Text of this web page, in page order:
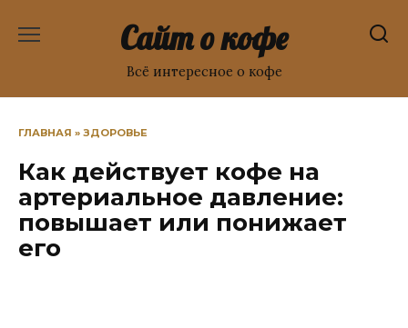
Сайт о кофе
Всё интересное о кофе
ГЛАВНАЯ » ЗДОРОВЬЕ
Как действует кофе на
артериальное давление:
повышает или понижает
его